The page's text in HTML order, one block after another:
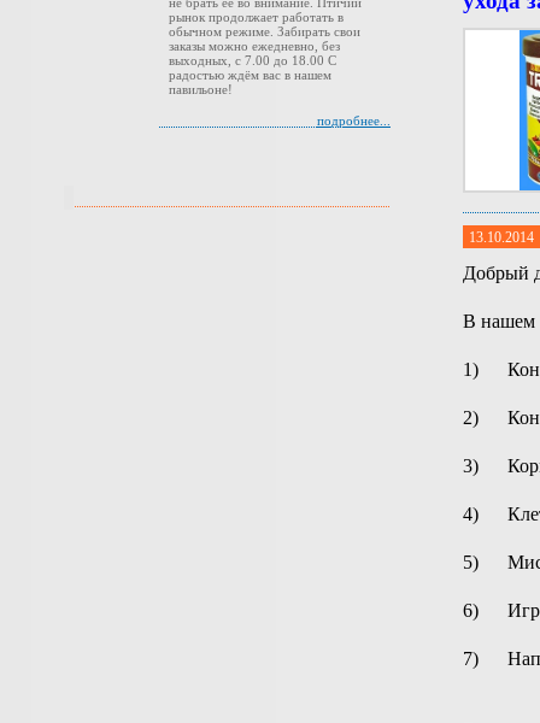
13.10.2014
Добрый
В нашем
1)
2)
3)
4)
5)
6)
7)
рынок продолжает работать в
обычном режиме. Забирать свои
заказы можно ежедневно, без
выходных, с 7.00 до 18.00 С
радостью ждём вас в нашем
павильоне!
подробнее...